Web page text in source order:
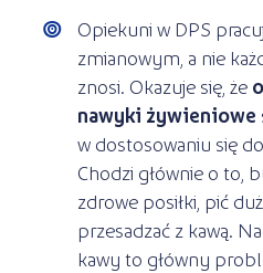
Opiekuni w DPS
zmianowym, a nie
znosi. Okazuje się, że
nawyki żywieniowe
w dostosowaniu się
Chodzi głównie o to,
zdrowe posiłki, pić
przesadzać z kawą.
kawy to główny